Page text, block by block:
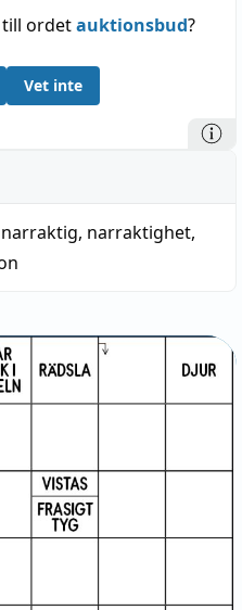
till ordetauktionsbud?
Vet inte
narraktig, narraktighet,